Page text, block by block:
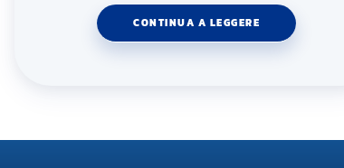
CONTINUA A LEGGERE